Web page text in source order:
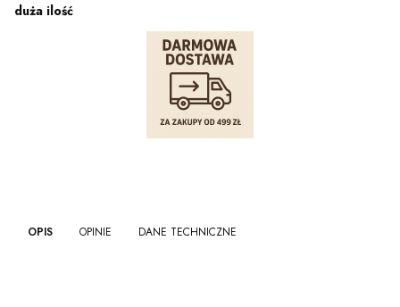
duża ilość
OPIS OPINIE DANE TECHNICZNE